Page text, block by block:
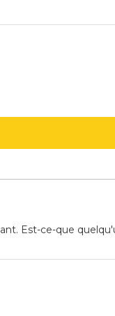
Est-ce-que